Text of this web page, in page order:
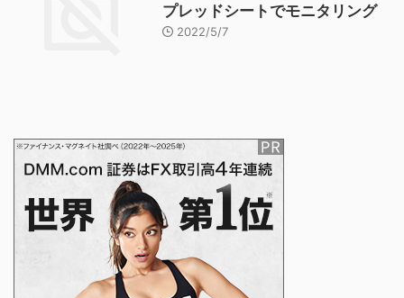
プレッドシートでモニタリング
2022/5/7